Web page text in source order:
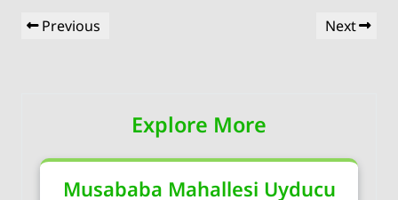
Yazı
gezinmesi
Previous
Previous
Next
Next
Explore More
Musababa Mahallesi Uyducu